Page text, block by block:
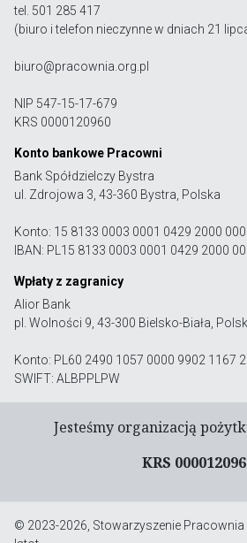
tel. 501 285 417
(biuro i telefon nieczynne w dniach 21
biuro@pracownia.org.pl
NIP 547-15-17-679
KRS 0000120960
Konto bankowe Pracowni
Bank Spółdzielczy Bystra
ul. Zdrojowa 3, 43-360 Bystra, Polska
Konto: 15 8133 0003 0001 0429 2000
IBAN: PL15 8133 0003 0001 0429 2000
Wpłaty z zagranicy
Alior Bank
pl. Wolności 9, 43-300 Bielsko-Biała,
Konto: PL60 2490 1057 0000 9902 1167
SWIFT: ALBPPLPW
Jesteśmy organizacją
KRS
© 2023-2026, Stowarzyszenie Pracownia